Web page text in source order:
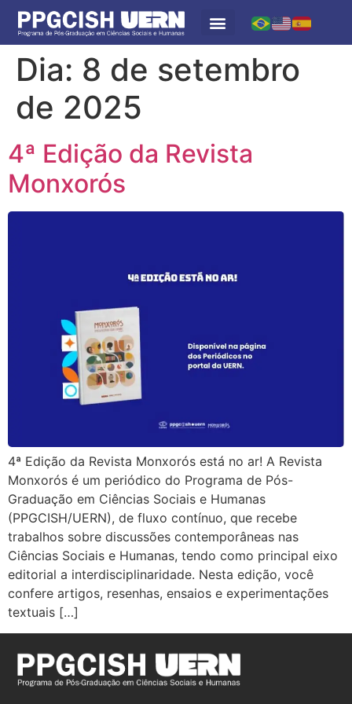
Dia: 8 de setembro
de 2025
4ª Edição da Revista
Monxorós
4ª Edição da Revista Monxorós está no ar! A Revista
Monxorós é um periódico do Programa de Pós-
Graduação em Ciências Sociais e Humanas
(PPGCISH/UERN), de fluxo contínuo, que recebe
trabalhos sobre discussões contemporâneas nas
Ciências Sociais e Humanas, tendo como principal eixo
editorial a interdisciplinaridade. Nesta edição, você
confere artigos, resenhas, ensaios e experimentações
textuais […]